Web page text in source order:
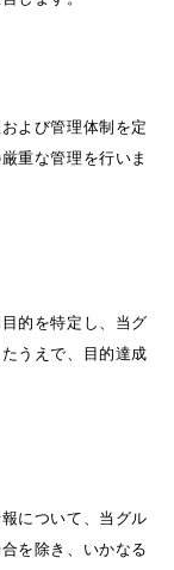
よび管理体制を定
重な管理を行いま
的を特定し、当グ
うえで、目的達成
について、当グル
を除き、いかなる